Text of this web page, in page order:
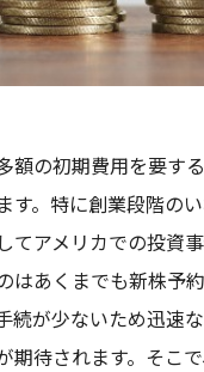
額の初期費用を要す
す。特に創業段階の
てアメリカでの投資
はあくまでも新株予
続が少ないため迅速
期待されます。そこ